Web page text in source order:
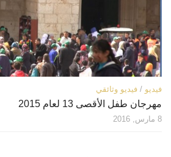
فيديو / فيديو وثائقي
مهرجان طفل الأقصى 13 لعام 2015
8 مارس, 2016